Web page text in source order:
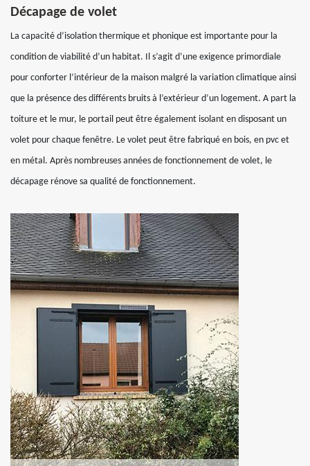
Décapage de volet
La capacité d’isolation thermique et phonique est importante pour la
condition de viabilité d’un habitat. Il s’agit d’une exigence primordiale
pour conforter l’intérieur de la maison malgré la variation climatique ainsi
que la présence des différents bruits à l’extérieur d’un logement. A part la
toiture et le mur, le portail peut être également isolant en disposant un
volet pour chaque fenêtre. Le volet peut être fabriqué en bois, en pvc et
en métal. Après nombreuses années de fonctionnement de volet, le
décapage rénove sa qualité de fonctionnement.